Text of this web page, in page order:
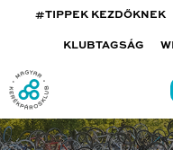
#TIPPEK KEZDŐKNEK
KLUBTAGSÁG